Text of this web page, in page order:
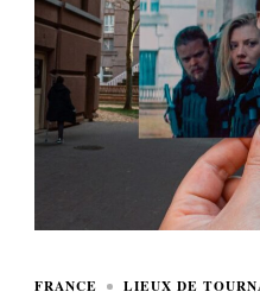
FRANCE LIEUX DE